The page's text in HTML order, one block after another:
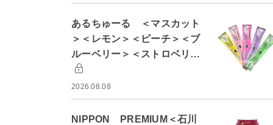
あるちゅーる ＜マスカット
＞＜レモン＞＜ピーチ＞＜ブ
ルーベリー＞＜ストロベリ…
2026.08.08
NIPPON PREMIUM＜石川